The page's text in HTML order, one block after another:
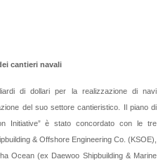
cantieri navali
di dollari per la realizzazione di navi
del suo settore cantieristico. Il piano di
Initiative” è stato concordato con le tre
& Offshore Engineering Co. (KSOE),
Ocean (ex Daewoo Shipbuilding & Marine